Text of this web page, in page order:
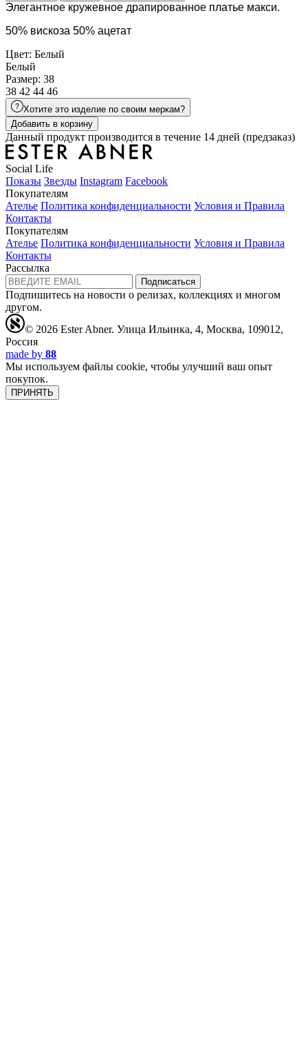
Элегантное кружевное драпированное платье макси.
50% вискоза 50% ацетат
Цвет: Белый
Белый
Размер: 38
38 42 44 46
Хотите это изделие по своим меркам?
Добавить в корзину
Данный продукт производится в течение 14 дней (предзаказ)
Social Life
Показы Звезды Instagram Facebook
Покупателям
Ателье Политика конфиденциальности Условия и Правила
Контакты
Покупателям
Ателье Политика конфиденциальности Условия и Правила
Контакты
Рассылка
Подписаться
Подпишитесь на новости о релизах, коллекциях и многом
другом.
© 2026 Ester Abner. Улица Ильинка, 4, Москва, 109012,
Россия
made by 88
Мы используем файлы cookie, чтобы улучший ваш опыт
покупок.
ПРИНЯТЬ